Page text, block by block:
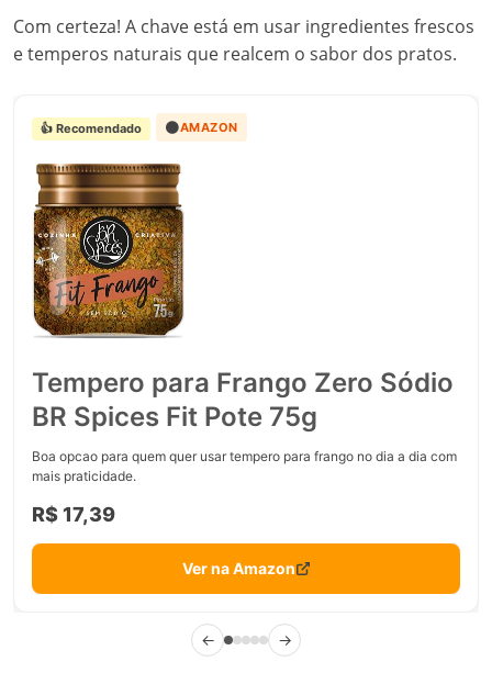
Com certeza! A chave está em usar ingredientes frescos
e temperos naturais que realcem o sabor dos pratos.
👍 Recomendado 🟠AMAZON
Tempero para Frango Zero Sódio
BR Spices Fit Pote 75g
Boa opcao para quem quer usar tempero para frango no dia a dia com
mais praticidade.
R$ 17,39
Ver na Amazon
← →